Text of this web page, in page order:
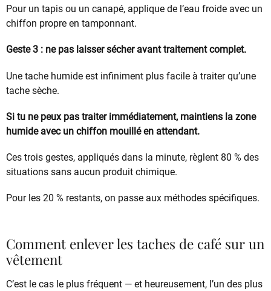
Pour un tapis ou un canapé, applique de l’eau froide avec un
chiffon propre en tamponnant.
Geste 3 : ne pas laisser sécher avant traitement complet.
Une tache humide est infiniment plus facile à traiter qu’une
tache sèche.
Si tu ne peux pas traiter immédiatement, maintiens la zone
humide avec un chiffon mouillé en attendant.
Ces trois gestes, appliqués dans la minute, règlent 80 % des
situations sans aucun produit chimique.
Pour les 20 % restants, on passe aux méthodes spécifiques.
Comment enlever les taches de café sur un
vêtement
C’est le cas le plus fréquent — et heureusement, l’un des plus